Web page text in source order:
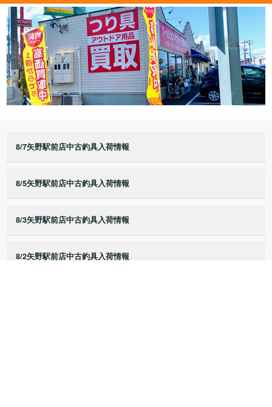
8/7矢野駅前店中古釣具入荷情報
8/5矢野駅前店中古釣具入荷情報
8/3矢野駅前店中古釣具入荷情報
8/2矢野駅前店中古釣具入荷情報